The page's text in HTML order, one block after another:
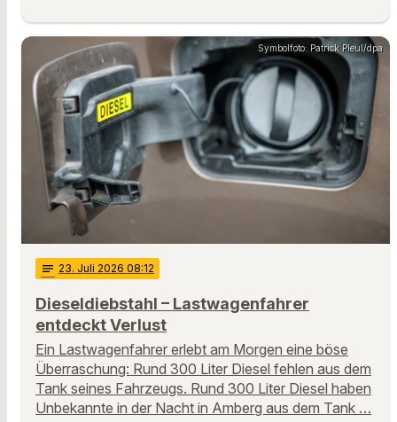
Symbolfoto: Patrick Pleul/dpa
notes 23. Juli 2026 08:12
Dieseldiebstahl – Lastwagenfahrer
entdeckt Verlust
Ein Lastwagenfahrer erlebt am Morgen eine böse
Überraschung: Rund 300 Liter Diesel fehlen aus dem
Tank seines Fahrzeugs. Rund 300 Liter Diesel haben
Unbekannte in der Nacht in Amberg aus dem Tank …